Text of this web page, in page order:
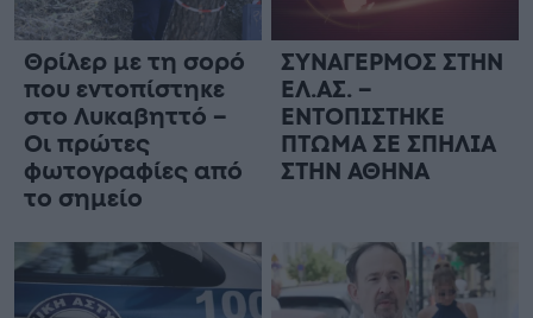
Θρίλερ με τη σορό
που εντοπίστηκε
στο Λυκαβηττό –
Οι πρώτες
φωτογραφίες από
το σημείο
ΣΥΝΑΓΕΡΜΟΣ ΣΤΗΝ
ΕΛ.ΑΣ. –
ΕΝΤΟΠΙΣΤΗΚΕ
ΠΤΩΜΑ ΣΕ ΣΠΗΛΙΑ
ΣΤΗΝ ΑΘΗΝΑ